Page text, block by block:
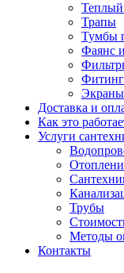
Трапы
Тумбы
Фаянс
Доставка и
Как это
Услуги
Трубы
Методы
Контакты